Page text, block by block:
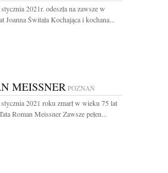
2021r. odeszła na zawsze w
Joanna Świtała Kochająca i kochana...
MEISSNER POZNAŃ
2021 roku zmarł w wieku 75 lat
Roman Meissner Zawsze pełen...